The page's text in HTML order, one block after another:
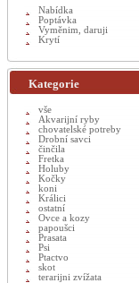
Nabídka
Poptávka
Vyměnim, daruji
Krytí
Kategorie
vše
Akvarijní ryby
chovatelské potreby
Drobní savci
činčila
Fretka
Holuby
Kočky
koni
Králici
ostatní
Ovce a kozy
papoušci
Prasata
Psi
Ptactvo
skot
terarijni zvížata